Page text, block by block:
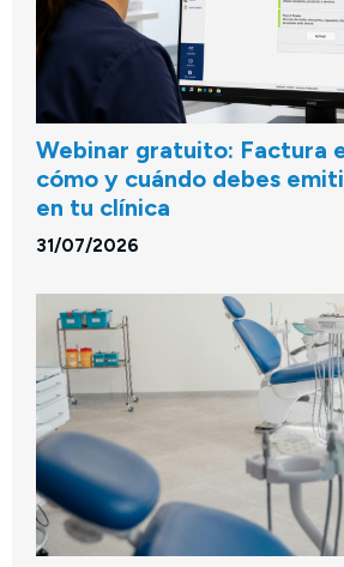
Webinar gratuito: Factura
cómo y cuándo debes
en tu clínica
31/07/2026